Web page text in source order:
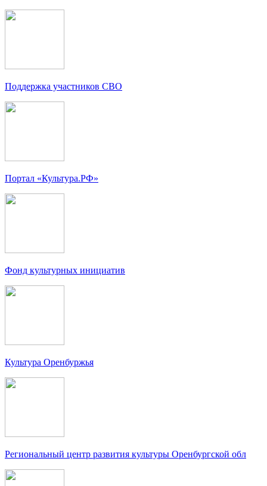
Поддержка участников СВО
Портал «Культура.РФ»
Фонд культурных инициатив
Культура Оренбуржья
Региональный центр развития культуры Оренбургской обл